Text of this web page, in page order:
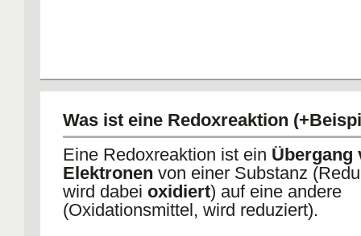
Was ist eine Redoxreaktion
Eine Redoxreaktion ist ein Übergang
Elektronen von einer Substanz
wird dabei oxidiert) auf eine andere
(Oxidationsmittel, wird reduziert).